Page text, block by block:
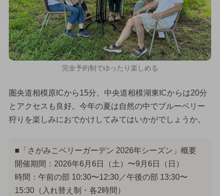
完全予約制でゆったり楽しめる
圏央道相模原ICから15分、中央道相模湖東ICからは20分
とアクセスも良好。今年の夏は自然の中でブルーベリー
狩りを楽しみにおでかけしてみてはいかがでしょうか。
■「さがみこベリーガーデン 2026年シーズン」概要
開催期間：2026年6月6日（土）〜9月6日（日）
時間：午前の部 10:30〜12:30／午後の部 13:30〜
15:30（入れ替え制・各2時間）